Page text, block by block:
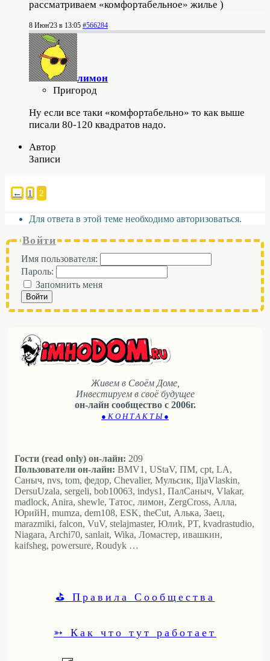
рассматриваем «комфортабельное» жилье )
8 Июн'23 в 13:05 #566284
лимон
Пригород
Ну если все таки «комфортабельно» то как выше
писали 80-120 квадратов надо.
Автор
Записи
← 1 2
Для ответа в этой теме необходимо авторизоваться.
Войти
Имя пользователя:
Пароль:
Запомнить меня
Войти
Живем в Своём Доме,
Инвестируем в своё будущее
он-лайн сообщество с 2006г.
● К О Н Т А К Т Ы ●
Гости (read only) он-лайн: 209
Пользователи он-лайн: BMV1, UStaV, ПМ, cpt, LA,
Саныч, nvs, tom, федор, Chevalier, Мульсик, IljaVlaskin,
DersuUzala, sergeli, bob10063, indys1, ПалСаныч, Vlakar,
madlock, Anira, shewle, Татос, лимон, ZergCross, Алла,
ЮрийН, mumza, dem108, ESK, theCut, Алька, Заец,
marazmiki, falcon, VuV, stelajmaster, Юлиk, PT, kvadrastudio,
Niagara, Archi70, sanlait, Wika, Ломастер, ивашкин,
kaifsheg, powersure, Roudyk …
⛳ Правила Сообщества
➳ Как что тут работает